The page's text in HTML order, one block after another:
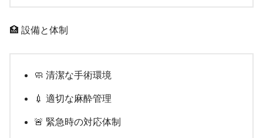
🏥 設備と体制
🧼 清潔な手術環境
💉 適切な麻酔管理
🚨 緊急時の対応体制